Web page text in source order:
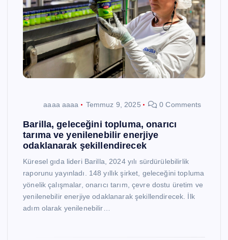
aaaa aaaa Temmuz 9, 2025 0 Comments
Barilla, geleceğini topluma, onarıcı
tarıma ve yenilenebilir enerjiye
odaklanarak şekillendirecek
Küresel gıda lideri Barilla, 2024 yılı sürdürülebilirlik
raporunu yayınladı. 148 yıllık şirket, geleceğini topluma
yönelik çalışmalar, onarıcı tarım, çevre dostu üretim ve
yenilenebilir enerjiye odaklanarak şekillendirecek. İlk
adım olarak yenilenebilir…